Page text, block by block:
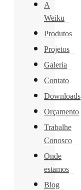
A
Weiku
Produtos
Projetos
Galeria
Contato
Downloads
Orçamento
Trabalhe
Conosco
Onde
estamos
Blog